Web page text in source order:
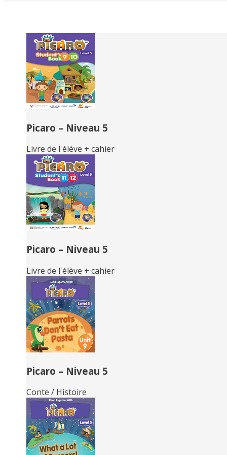
Related
Books
Picaro – Niveau 5
Livre de l'élève + cahier
Picaro – Niveau 5
Livre de l'élève + cahier
Picaro – Niveau 5
Conte / Histoire